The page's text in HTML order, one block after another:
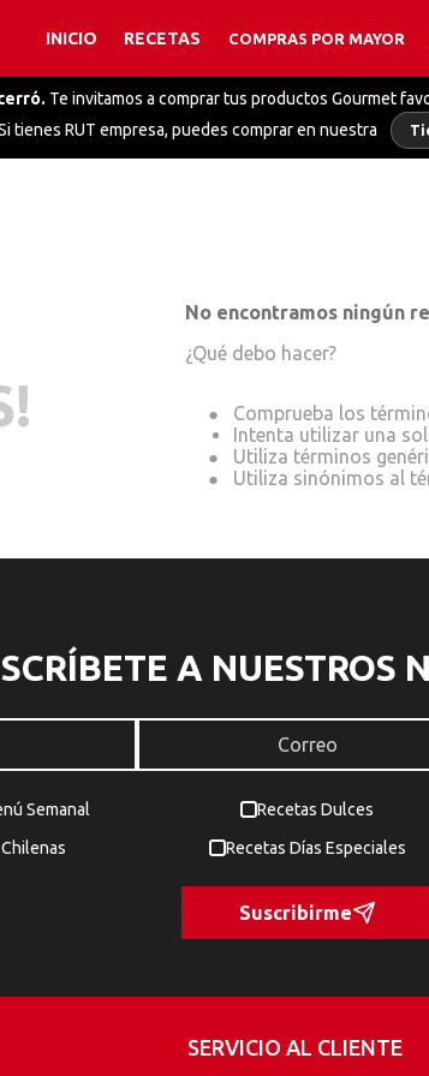
INICIO RECETAS COMPRAS POR MAYOR
Te invitamos a comprar tus productos Gourmet
tienes RUT empresa, puedes comprar en nuestra
No encontramos ningún
¿Qué debo hacer?
Intenta utilizar una
A NUESTROS
Semanal Recetas Dulces
Recetas Días Especiales
Suscribirme
SERVICIO AL CLIENTE
1.
polvos
2.
coco
6.
colorante
7.
9.
mix
10. salsa inglesa